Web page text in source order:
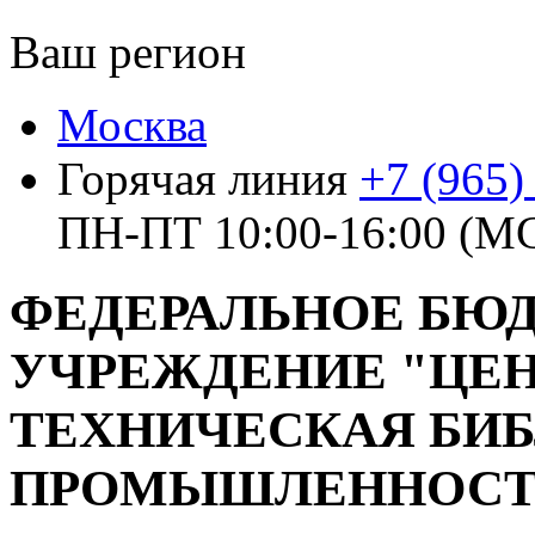
Ваш регион
Москва
Горячая линия +7
ПН-ПТ 10:00-16:00
ФЕДЕРАЛЬНОЕ
УЧРЕЖДЕНИЕ
ТЕХНИЧЕСКАЯ